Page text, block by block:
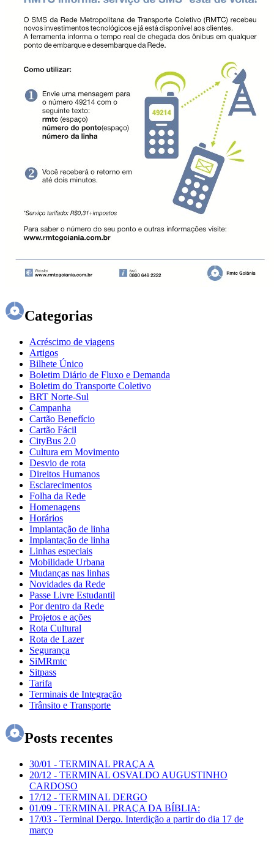
Categorias
Acréscimo de viagens
Artigos
Bilhete Único
Boletim Diário de Fluxo e Demanda
Boletim do Transporte Coletivo
BRT Norte-Sul
Campanha
Cartão Benefício
Cartão Fácil
CityBus 2.0
Cultura em Movimento
Desvio de rota
Direitos Humanos
Esclarecimentos
Folha da Rede
Homenagens
Horários
Implantação de linha
Implantação de linha
Linhas especiais
Mobilidade Urbana
Mudanças nas linhas
Novidades da Rede
Passe Livre Estudantil
Por dentro da Rede
Projetos e ações
Rota Cultural
Rota de Lazer
Segurança
SiMRmtc
Sitpass
Tarifa
Terminais de Integração
Trânsito e Transporte
Posts recentes
30/01 - TERMINAL PRAÇA A
20/12 - TERMINAL OSVALDO AUGUSTINHO
CARDOSO
17/12 - TERMINAL DERGO
01/09 - TERMINAL PRAÇA DA BÍBLIA:
17/03 - Terminal Dergo. Interdição a partir do dia 17 de
março